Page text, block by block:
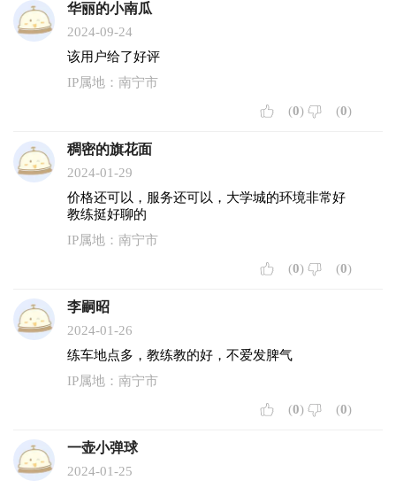
华丽的小南瓜
2024-09-24
该用户给了好评
IP属地：南宁市
(0) (0)
稠密的旗花面
2024-01-29
价格还可以，服务还可以，大学城的环境非常好
教练挺好聊的
IP属地：南宁市
(0) (0)
李嗣昭
2024-01-26
练车地点多，教练教的好，不爱发脾气
IP属地：南宁市
(0) (0)
一壶小弹球
2024-01-25